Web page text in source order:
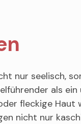
nur seelisch,
als ein
fleckige Haut
nicht nur